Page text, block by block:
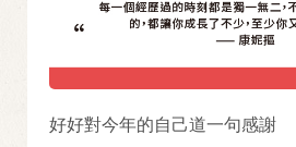
好好對今年的自己道一句感謝